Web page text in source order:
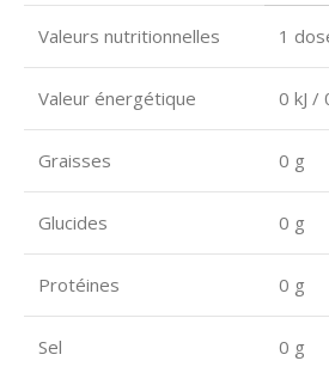
Valeurs nutritionnelles 1
Valeur énergétique 0 kJ /
Graisses 0 g
Glucides 0 g
Protéines 0 g
Sel 0 g